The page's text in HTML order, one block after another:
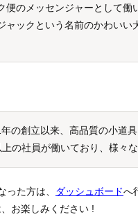
便のメッセンジャーとして
ャックという名前のかわい
の創立以来、高品質の小道
の社員が働いており、様々
った方は、 ダッシュボードへ
お楽しみください !